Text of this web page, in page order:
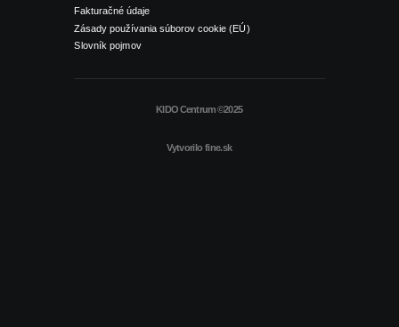
Fakturačné údaje
Zásady používania súborov cookie (EÚ)
Slovník pojmov
KIDO Centrum ©2025
Vytvorilo fine.sk